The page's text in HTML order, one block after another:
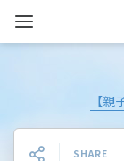
【
SHARE